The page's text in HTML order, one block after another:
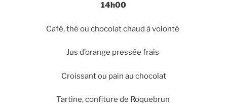
14h00
Café, thé ou chocolat chaud à volonté
Jus d’orange pressée frais
Croissant ou pain au chocolat
Tartine, confiture de Roquebrun